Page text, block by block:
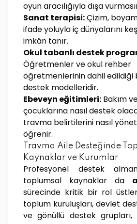
oyun aracılığıyla dışa
Sanat terapisi:Çizim,
ifade yoluyla iç dünyalarını
imkân tanır.
Okul tabanlı destek
Öğretmenler ve okul rehber
öğretmenlerinin dahil edildiği
destek modelleridir.
Ebeveyn eğitimleri: Bakım
çocuklarına nasıl destek
travma belirtilerini nasıl
öğrenir.
Travma Aile Desteğinde
Kaynaklar ve Kurumlar
Profesyonel destek
toplumsal kaynaklar da
sürecinde kritik bir rol
toplum kuruluşları, devlet
ve gönüllü destek grupları,